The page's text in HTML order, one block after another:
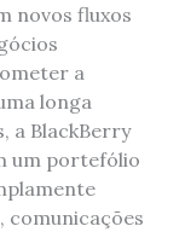
novos fluxos
a
longa
a BlackBerry
um portefólio